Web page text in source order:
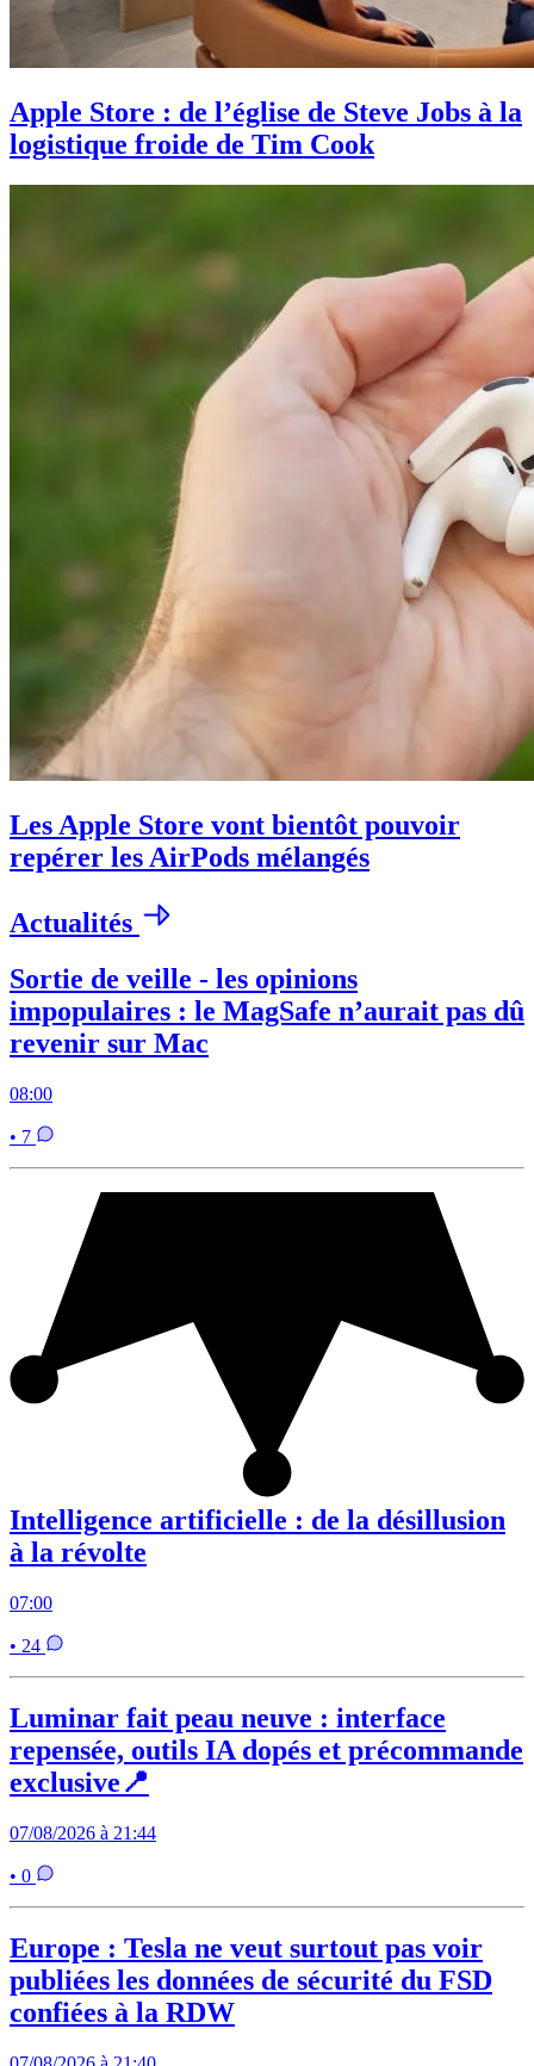
Apple Store : de l’église de Steve Jobs à la
logistique froide de Tim Cook
Les Apple Store vont bientôt pouvoir
repérer les AirPods mélangés
Actualités
Sortie de veille - les opinions
impopulaires : le MagSafe n’aurait pas dû
revenir sur Mac
08:00
• 7
Intelligence artificielle : de la désillusion
à la révolte
07:00
• 24
Luminar fait peau neuve : interface
repensée, outils IA dopés et précommande
exclusive📍
07/08/2026 à 21:44
• 0
Europe : Tesla ne veut surtout pas voir
publiées les données de sécurité du FSD
confiées à la RDW